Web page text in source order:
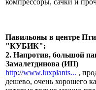
Павильоны в центре
"КУБИК":
2. Напротив, большой
Замалетдинова (ИП)
http://www.luxplants... ,
дешево, очень хорошего